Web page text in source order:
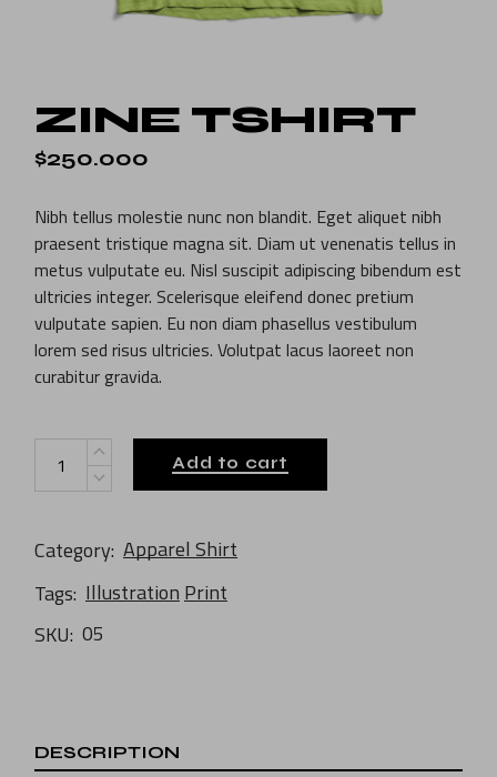
ZINE TSHIRT
$250.000
Nibh tellus molestie nunc non blandit. Eget aliquet nibh
praesent tristique magna sit. Diam ut venenatis tellus in
metus vulputate eu. Nisl suscipit adipiscing bibendum est
ultricies integer. Scelerisque eleifend donec pretium
vulputate sapien. Eu non diam phasellus vestibulum
lorem sed risus ultricies. Volutpat lacus laoreet non
curabitur gravida.
Zine TShirt quantity
Add to cart
Category: Apparel Shirt
Tags: Illustration Print
SKU: 05
DESCRIPTION